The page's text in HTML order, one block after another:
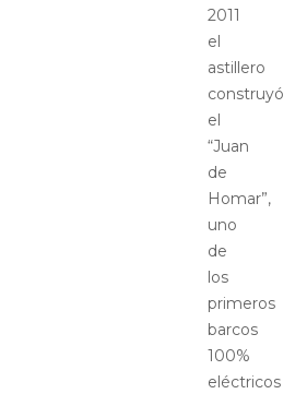
2011
el
astillero
construyó
el
“Juan
de
Homar”,
uno
de
los
primeros
barcos
100%
eléctricos